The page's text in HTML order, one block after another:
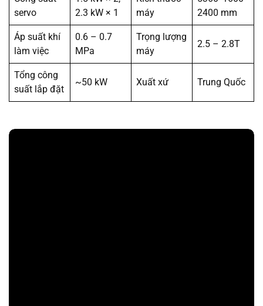
servo
2.3 kW × 1
máy
2400 mm
Áp suất khí
làm việc
0.6 – 0.7
MPa
Trọng lượng
máy
2.5 – 2.8T
Tổng công
suất lắp đặt
~50 kW Xuất xứ Trung Quốc